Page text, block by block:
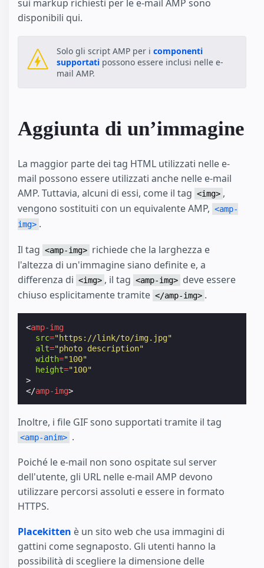
sui markup richiesti per le e-mail AMP sono
disponibili qui.
Solo gli script AMP per i componenti
supportati possono essere inclusi nelle e-
mail AMP.
Aggiunta di un’immagine
La maggior parte dei tag HTML utilizzati nelle e-
mail possono essere utilizzati anche nelle e-mail
AMP. Tuttavia, alcuni di essi, come il tag <img> ,
vengono sostituiti con un equivalente AMP, <amp-
img> .
Il tag <amp-img> richiede che la larghezza e
l'altezza di un'immagine siano definite e, a
differenza di <img> , il tag <amp-img> deve essere
chiuso esplicitamente tramite </amp-img> .
<amp-img
src="https://link/to/img.jpg"
alt="photo description"
width="100"
height="100"
>
</amp-img>
Inoltre, i file GIF sono supportati tramite il tag
<amp-anim> .
Poiché le e-mail non sono ospitate sul server
dell'utente, gli URL nelle e-mail AMP devono
utilizzare percorsi assoluti e essere in formato
HTTPS.
Placekitten è un sito web che usa immagini di
gattini come segnaposto. Gli utenti hanno la
possibilità di scegliere la dimensione delle